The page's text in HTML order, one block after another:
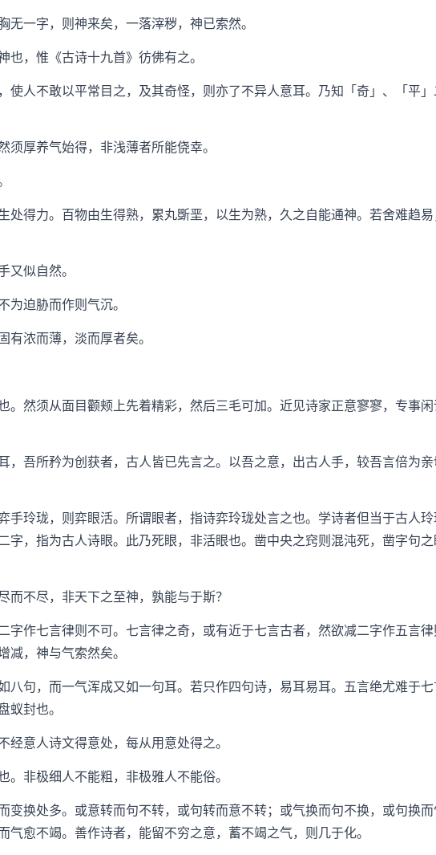
一字，则神来矣，一落滓秽，神已索然。
，惟《古诗十九首》彷佛有之。
人不敢以平常目之，及其奇怪，则亦了不异人意耳。乃知「奇」、「平
厚养气始得，非浅薄者所能侥幸。
得力。百物由生得熟，累丸斲垩，以生为熟，久之自能通神。若舍难趋
似自然。
迫胁而作则气沉。
浓而薄，淡而厚者矣。
然须从面目颧颊上先着精彩，然后三毛可加。近见诗家正意寥寥，专事
吾所矜为创获者，古人皆已先言之。以吾之意，出古人手，较吾言倍为
玲珑，则弈眼活。所谓眼者，指诗弈玲珑处言之也。学诗者但当于古人
字，指为古人诗眼。此乃死眼，非活眼也。凿中央之窍则混沌死，凿字句
不尽，非天下之至神，孰能与于斯？
作七言律则不可。七言律之奇，或有近于七言古者，然欲减二字作五言律
，神与气索然矣。
句，而一气浑成又如一句耳。若只作四句诗，易耳易耳。五言绝尤难于
封也。
意人诗文得意处，每从用意处得之。
非极细人不能粗，非极雅人不能俗。
换处多。或意转而句不转，或句转而意不转；或气换而句不换，或句换而
愈不竭。善作诗者，能留不穷之意，蓄不竭之气，则几于化。